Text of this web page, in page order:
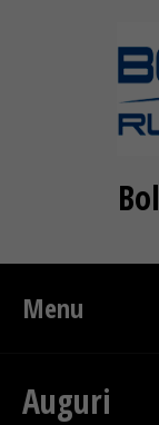
Menu
Auguri